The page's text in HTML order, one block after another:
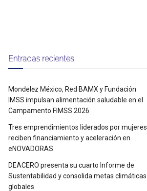
Entradas recientes
Mondelēz México, Red BAMX y Fundación
IMSS impulsan alimentación saludable en el
Campamento FIMSS 2026
Tres emprendimientos liderados por mujeres
reciben financiamiento y aceleración en
eNOVADORAS
DEACERO presenta su cuarto Informe de
Sustentabilidad y consolida metas climáticas
globales